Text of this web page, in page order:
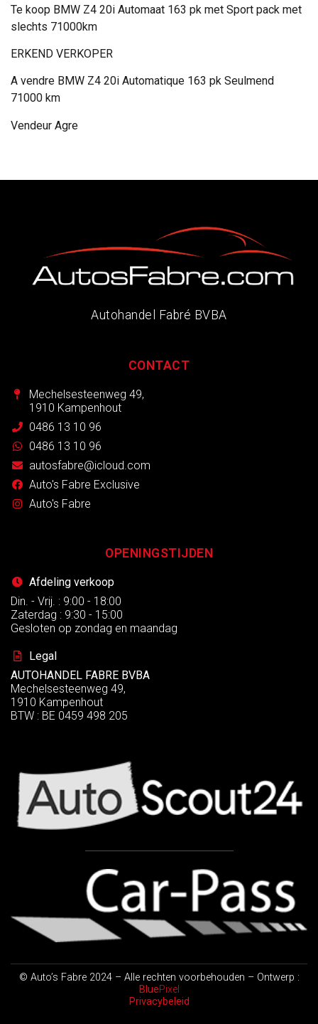
Te koop BMW Z4 20i Automaat 163 pk met Sport pack met
slechts 71000km
ERKEND VERKOPER
A vendre BMW Z4 20i Automatique 163 pk Seulmend
71000 km
Vendeur Agre
Autohandel Fabré BVBA
CONTACT
Mechelsesteenweg 49,
1910 Kampenhout
0486 13 10 96
0486 13 10 96
autosfabre@icloud.com
Auto's Fabre Exclusive
Auto's Fabre
OPENINGSTIJDEN
Afdeling verkoop
Din. - Vrij. : 9:00 - 18:00
Zaterdag : 9:30 - 15:00
Gesloten op zondag en maandag
Legal
AUTOHANDEL FABRE BVBA
Mechelsesteenweg 49,
1910 Kampenhout
BTW : BE 0459 498 205
© Auto’s Fabre 2024 – Alle rechten voorbehouden – Ontwerp :
BluePixel
Privacybeleid